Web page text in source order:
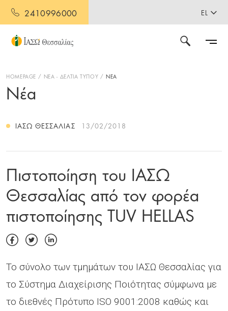
2410996000 EL
HOMEPAGE ΝΕΑ - ΔΕΛΤΙΑ ΤΥΠΟΥ ΝΕΑ
Νέα
ΙΑΣΩ ΘΕΣΣΑΛΊΑΣ 13/02/2018
Πιστοποίηση του ΙΑΣΩ
Θεσσαλίας από τον φορέα
πιστοποίησης TUV HELLAS
Το σύνολο των τμημάτων του ΙΑΣΩ Θεσσαλίας για
το Σύστημα Διαχείρισης Ποιότητας σύμφωνα με
το διεθνές Πρότυπο ISO 9001:2008 καθώς και